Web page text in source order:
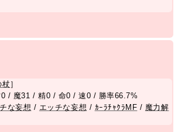
杖］
/ 魔31 / 精0 / 命0 / 速0 / 勝率66.7%
な妄想 / エッチな妄想 / ｶｰﾗﾁｬｸﾗMF / 魔力解